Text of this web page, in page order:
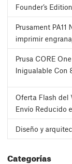
Founder’s
Prusament
imprimir
Prusa CORE
Inigualable Con
Oferta Flash del
Envío Reducido
Diseño y
Categorías